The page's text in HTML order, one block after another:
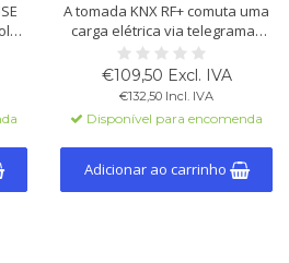
A tomada KNX RF+ comuta uma
carga elétrica via telegramas
KNX/EIB. Suporta funções
temporais, ligações lógicas,
cenas e funções de comutação
central.
€109,50 Excl. IVA
€132,50 Incl. IVA
Disponível para encomenda
Adicionar ao carrinho